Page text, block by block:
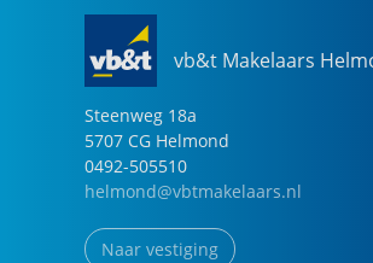
vb&t Makelaars
Steenweg 18a
5707 CG Helmond
0492-505510
helmond@vbtmakelaars.nl
Naar vestiging